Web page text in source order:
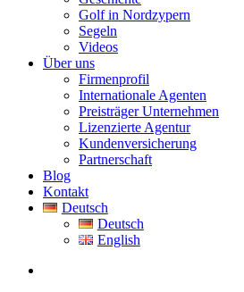
Golf in Nordzypern
Segeln
Videos
Über uns
Firmenprofil
Internationale Agenten
Preisträger Unternehmen
Lizenzierte Agentur
Kundenversicherung
Partnerschaft
Blog
Kontakt
Deutsch
Deutsch
English